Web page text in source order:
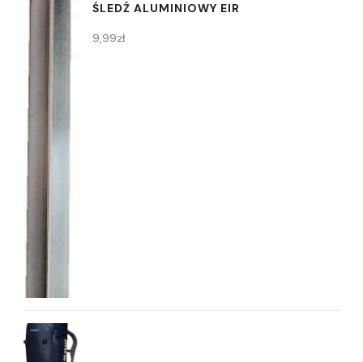
ŚLEDŹ ALUMINIOWY EIR
9,99zł